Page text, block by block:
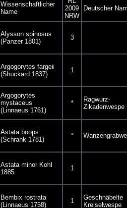
Wissenschaftlicher
Name
2009
NRW
Deutscher
Alysson spinosus
(Panzer 1801)
3
Argogorytes fargeii
(Shuckard 1837)
1
Argogorytes
mystaceus
(Linnaeus 1761)
*
Ragwurz-
Zikadenwespe
Astata boops
(Schrank 1781)
*
Astata minor Kohl
1885
1
Bembix rostrata
(Linnaeus 1758)
1
Geschnäbelte
Kreiselwespe